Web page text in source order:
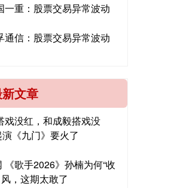
一重：股票交易异常波动
通信：股票交易异常波动
文章
戏没红，和成毅搭戏没
《九门》要火了
歌手2026》孙楠为何“收
，这期太敢了